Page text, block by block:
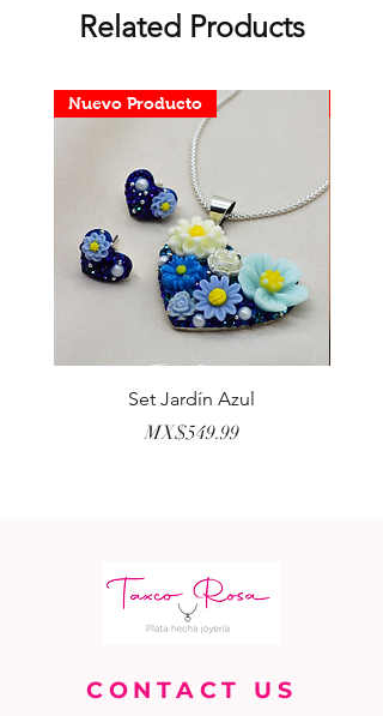
Related Products
Nuevo Producto
Set Jardín Azul
Price
MX$549.99
CONTACT US